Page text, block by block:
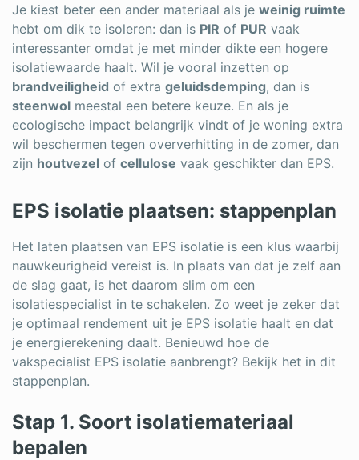
Je kiest beter een ander materiaal als je weinig ruimte
hebt om dik te isoleren: dan is PIR of PUR vaak
interessanter omdat je met minder dikte een hogere
isolatiewaarde haalt. Wil je vooral inzetten op
brandveiligheid of extra geluidsdemping, dan is
steenwol meestal een betere keuze. En als je
ecologische impact belangrijk vindt of je woning extra
wil beschermen tegen oververhitting in de zomer, dan
zijn houtvezel of cellulose vaak geschikter dan EPS.
EPS isolatie plaatsen: stappenplan
Het laten plaatsen van EPS isolatie is een klus waarbij
nauwkeurigheid vereist is. In plaats van dat je zelf aan
de slag gaat, is het daarom slim om een
isolatiespecialist in te schakelen. Zo weet je zeker dat
je optimaal rendement uit je EPS isolatie haalt en dat
je energierekening daalt. Benieuwd hoe de
vakspecialist EPS isolatie aanbrengt? Bekijk het in dit
stappenplan.
Stap 1. Soort isolatiemateriaal
bepalen